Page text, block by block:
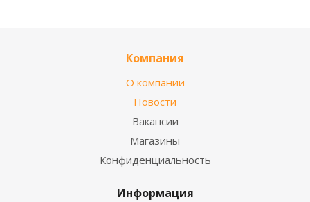
Компания
О компании
Новости
Вакансии
Магазины
Конфиденциальность
Информация